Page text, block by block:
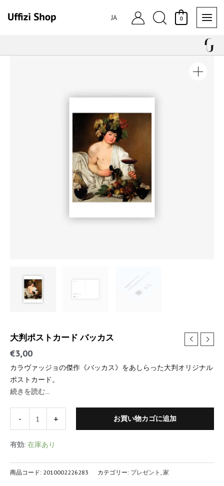
キ
JA
検
0
大判ポストカード バッカス
€3,00
カラヴァッジョの傑作《バッカス》をあしらった大判オリジナル
ポストカード。
続きを読む...
有効: 在庫あり
- + お買い物カゴに追加
商品コード: 2010002226283 カテゴリー: プレゼント 家